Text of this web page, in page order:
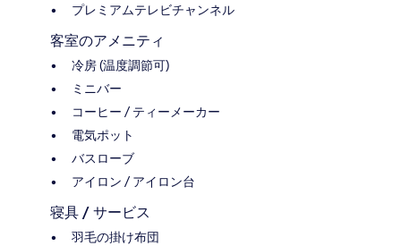
プレミアムテレビチャンネル
客室のアメニティ
冷房 (温度調節可)
ミニバー
コーヒー / ティーメーカー
電気ポット
バスローブ
アイロン / アイロン台
寝具 / サービス
羽毛の掛け布団